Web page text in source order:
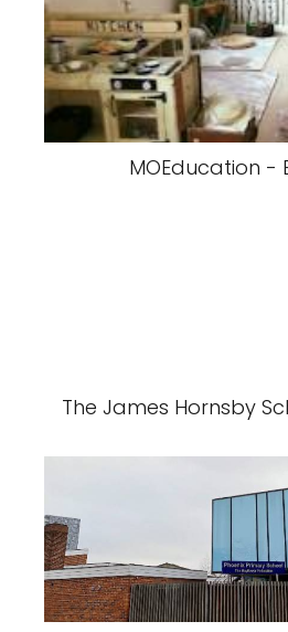
MOEducation -
The James Hornsby